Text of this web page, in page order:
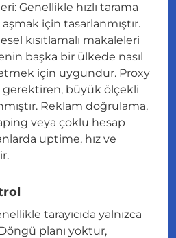
Genellikle hızlı tarama
için tasarlanmıştır.
kısıtlamalı makaleleri
başka bir ülkede nasıl
için uygundur. Proxy
gerektiren, büyük ölçekli
Reklam doğrulama,
veya çoklu hesap
uptime, hız ve
tarayıcıda yalnızca
planı yoktur,